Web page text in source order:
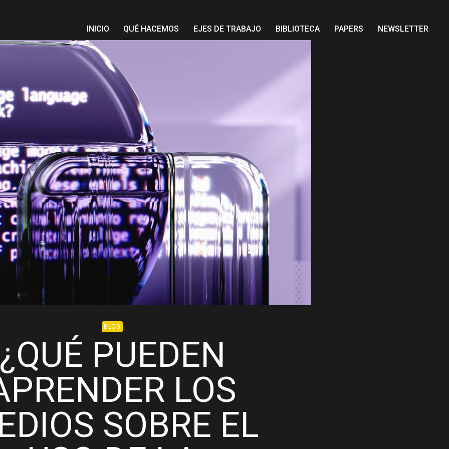
INICIO QUÉ HACEMOS EJES DE TRABAJO BIBLIOTECA PAPERS NEWSLETTER
BLOG
PUEDEN
LOS
SOBRE EL